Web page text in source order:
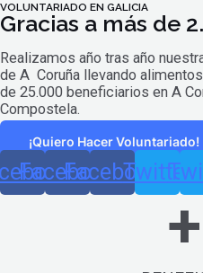
VOLUNTARIADO EN GALICIA
Gracias a más de
Realizamos año tras año
de A Coruña llevando
de 25.000 beneficiarios en A
Compostela.
¡Quiero Hacer Voluntariado!
Facebook
Facebook
Twitter
+